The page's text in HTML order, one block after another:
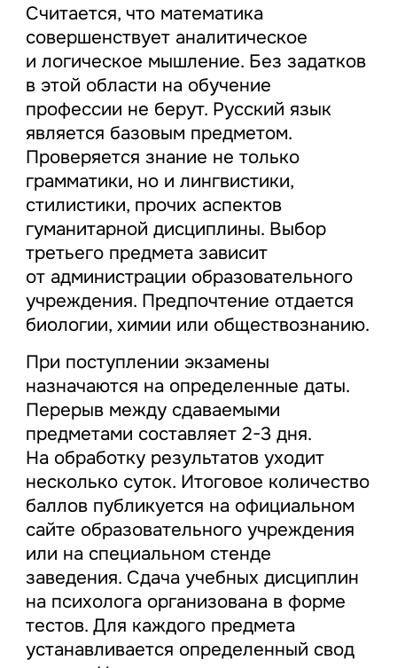
Считается, что математика
совершенствует аналитическое
и логическое мышление. Без задатков
в этой области на обучение
профессии не берут. Русский язык
является базовым предметом.
Проверяется знание не только
грамматики, но и лингвистики,
стилистики, прочих аспектов
гуманитарной дисциплины. Выбор
третьего предмета зависит
от администрации образовательного
учреждения. Предпочтение отдается
биологии, химии или обществознанию.
При поступлении экзамены
назначаются на определенные даты.
Перерыв между сдаваемыми
предметами составляет 2-3 дня.
На обработку результатов уходит
несколько суток. Итоговое количество
баллов публикуется на официальном
сайте образовательного учреждения
или на специальном стенде
заведения. Сдача учебных дисциплин
на психолога организована в форме
тестов. Для каждого предмета
устанавливается определенный свод